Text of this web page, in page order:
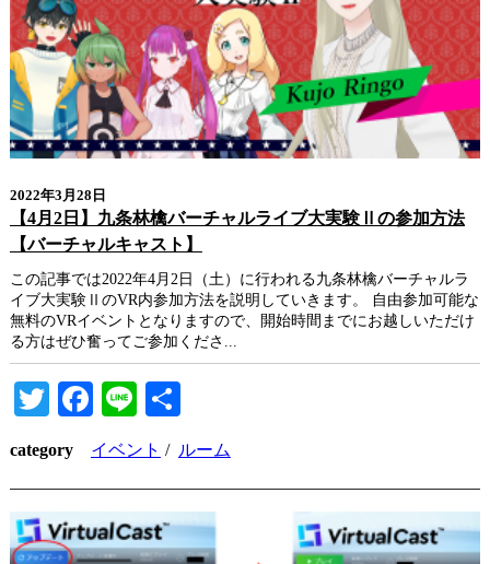
2022年3月28日
【4月2日】九条林檎バーチャルライブ大実験Ⅱの参加方法
【バーチャルキャスト】
この記事では2022年4月2日（土）に行われる九条林檎バーチャルラ
イブ大実験ⅡのVR内参加方法を説明していきます。 自由参加可能な
無料のVRイベントとなりますので、開始時間までにお越しいただけ
る方はぜひ奮ってご参加くださ...
TwitterFacebook
Line
有
category イベント / ルーム